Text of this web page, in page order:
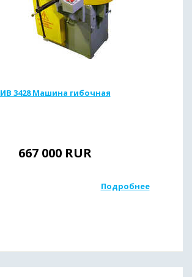
ИВ 3428 Машина гибочная
667 000 RUR
Подробнее